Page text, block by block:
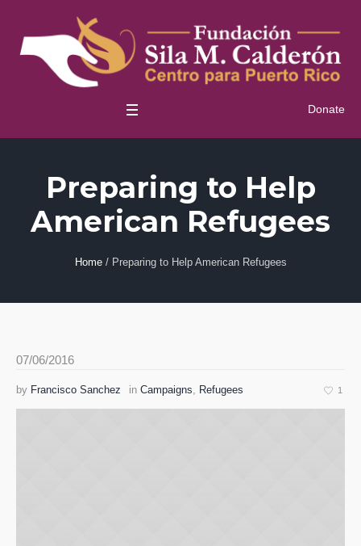
Donate
Preparing to Help
American Refugees
Home / Preparing to Help American Refugees
07/06/2016
1
by Francisco Sanchez in Campaigns, Refugees